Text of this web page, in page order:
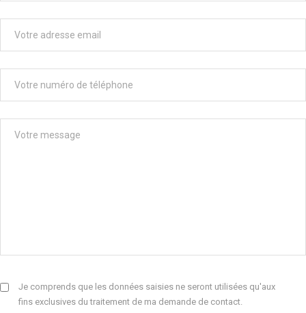
Je comprends que les données saisies ne seront utilisées qu'aux
fins exclusives du traitement de ma demande de contact.